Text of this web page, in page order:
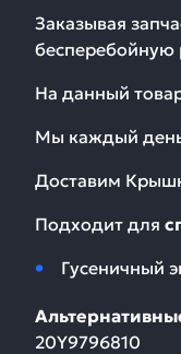
Заказывая
бесперебойную
На данный
Мы каждый
Доставим
Подходит для
Гусеничный
20Y9796810